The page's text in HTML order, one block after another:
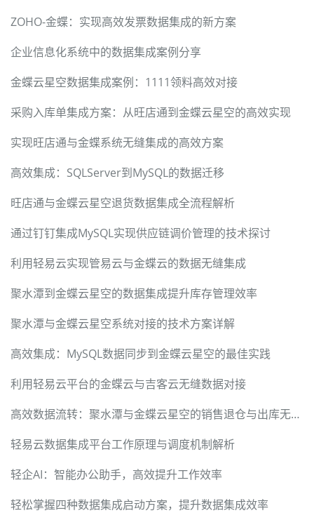
ZOHO-金蝶：实现高效发票数据集成的新方案
企业信息化系统中的数据集成案例分享
金蝶云星空数据集成案例：1111领料高效对接
采购入库单集成方案：从旺店通到金蝶云星空的高效实现
实现旺店通与金蝶系统无缝集成的高效方案
高效集成：SQLServer到MySQL的数据迁移
旺店通与金蝶云星空退货数据集成全流程解析
通过钉钉集成MySQL实现供应链调价管理的技术探讨
利用轻易云实现管易云与金蝶云的数据无缝集成
聚水潭到金蝶云星空的数据集成提升库存管理效率
聚水潭与金蝶云星空系统对接的技术方案详解
高效集成：MySQL数据同步到金蝶云星空的最佳实践
利用轻易云平台的金蝶云与吉客云无缝数据对接
高效数据流转：聚水潭与金蝶云星空的销售退仓与出库无缝集成
轻易云数据集成平台工作原理与调度机制解析
轻企AI：智能办公助手，高效提升工作效率
轻松掌握四种数据集成启动方案，提升数据集成效率